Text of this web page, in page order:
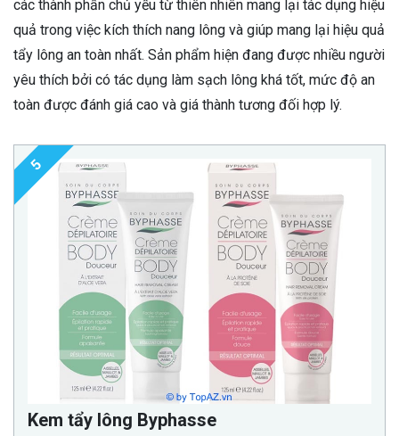
các thành phần chủ yếu từ thiên nhiên mang lại tác dụng hiệu
quả trong việc kích thích nang lông và giúp mang lại hiệu quả
tẩy lông an toàn nhất. Sản phẩm hiện đang được nhiều người
yêu thích bởi có tác dụng làm sạch lông khá tốt, mức độ an
toàn được đánh giá cao và giá thành tương đối hợp lý.
5
Kem tẩy lông Byphasse